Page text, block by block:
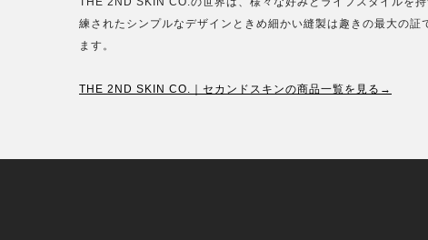
練されたシンプルなデザインときめ細かい縫製は趣きの最大の
ます。
THE 2ND SKIN CO.｜セカンドスキンの商品一覧を見る→